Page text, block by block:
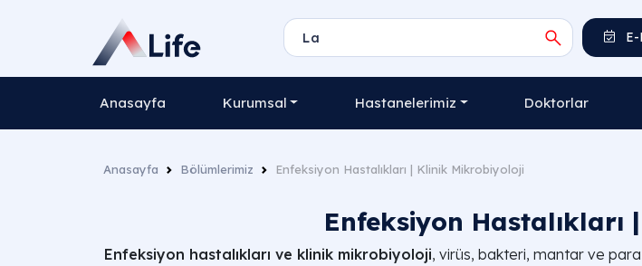
Anasayfa Kurumsal Hastanelerimiz Doktorlar
Anasayfa Bölümlerimiz Enfeksiyon Hastalıkları | Klinik Mikrobiyoloji
Enfeksiyon
Enfeksiyon hastalıkları ve klinik mikrobiyoloji, virüs, bakteri, mantar ve